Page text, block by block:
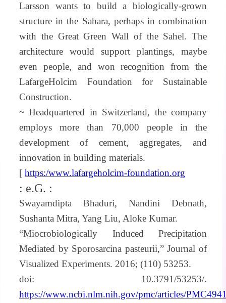
Larsson wants to build a biologically-grown
structure in the Sahara, perhaps in combination
with the Great Green Wall of the Sahel. The
architecture would support plantings, maybe
even people, and won recognition from the
LafargeHolcim Foundation for Sustainable
Construction.
~ Headquartered in Switzerland, the company
employs more than 70,000 people in the
development of cement, aggregates, and
innovation in building materials.
[ https:/www.lafargeholcim-foundation.org
: e.G. :
Swayamdipta Bhaduri, Nandini Debnath,
Sushanta Mitra, Yang Liu, Aloke Kumar.
“Miocrobiologically Induced Precipitation
Mediated by Sporosarcina pasteurii,” Journal of
Visualized Experiments. 2016; (110) 53253.
doi: 10.3791/53253/.
https://www.ncbi.nlm.nih.gov/pmc/articles/